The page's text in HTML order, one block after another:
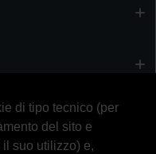
di tipo tecnico (per
del sito e
suo utilizzo) e,